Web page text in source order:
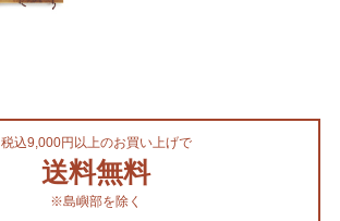
税込9,000円以上のお買い上げで
送料無料
※島嶼部を除く